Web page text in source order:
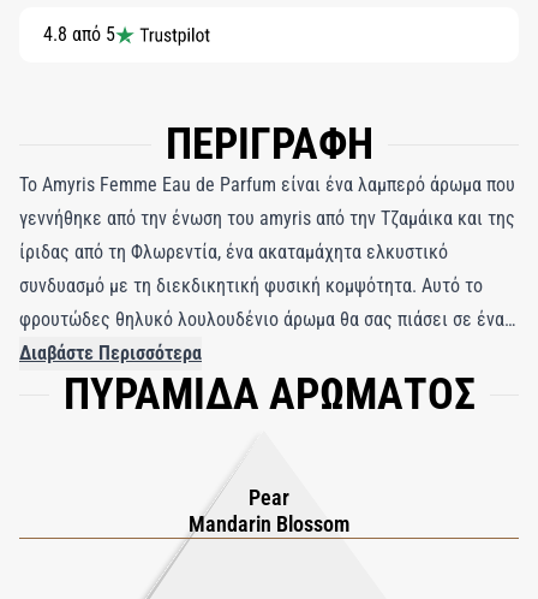
4.8 από 5
ΠΕΡΙΓΡΑΦΗ
Το Amyris Femme Eau de Parfum είναι ένα λαμπερό άρωμα που
γεννήθηκε από την ένωση του amyris από την Τζαμάικα και της
ίριδας από τη Φλωρεντία, ένα ακαταμάχητα ελκυστικό
συνδυασμό με τη διεκδικητική φυσική κομψότητα. Αυτό το
φρουτώδες θηλυκό λουλουδένιο άρωμα θα σας πιάσει σε έναν
χαρούμενο ανεμοστρόβιλο, ένα πέταγμα από λουλούδια
λεμονιάς και γλυκά μπιζέλια που φουντώνουν μια
Διαβάστε Περισσότερα
ΠΥΡΑΜΙΔΑ ΑΡΩΜΑΤΟΣ
Pear
Mandarin Blossom